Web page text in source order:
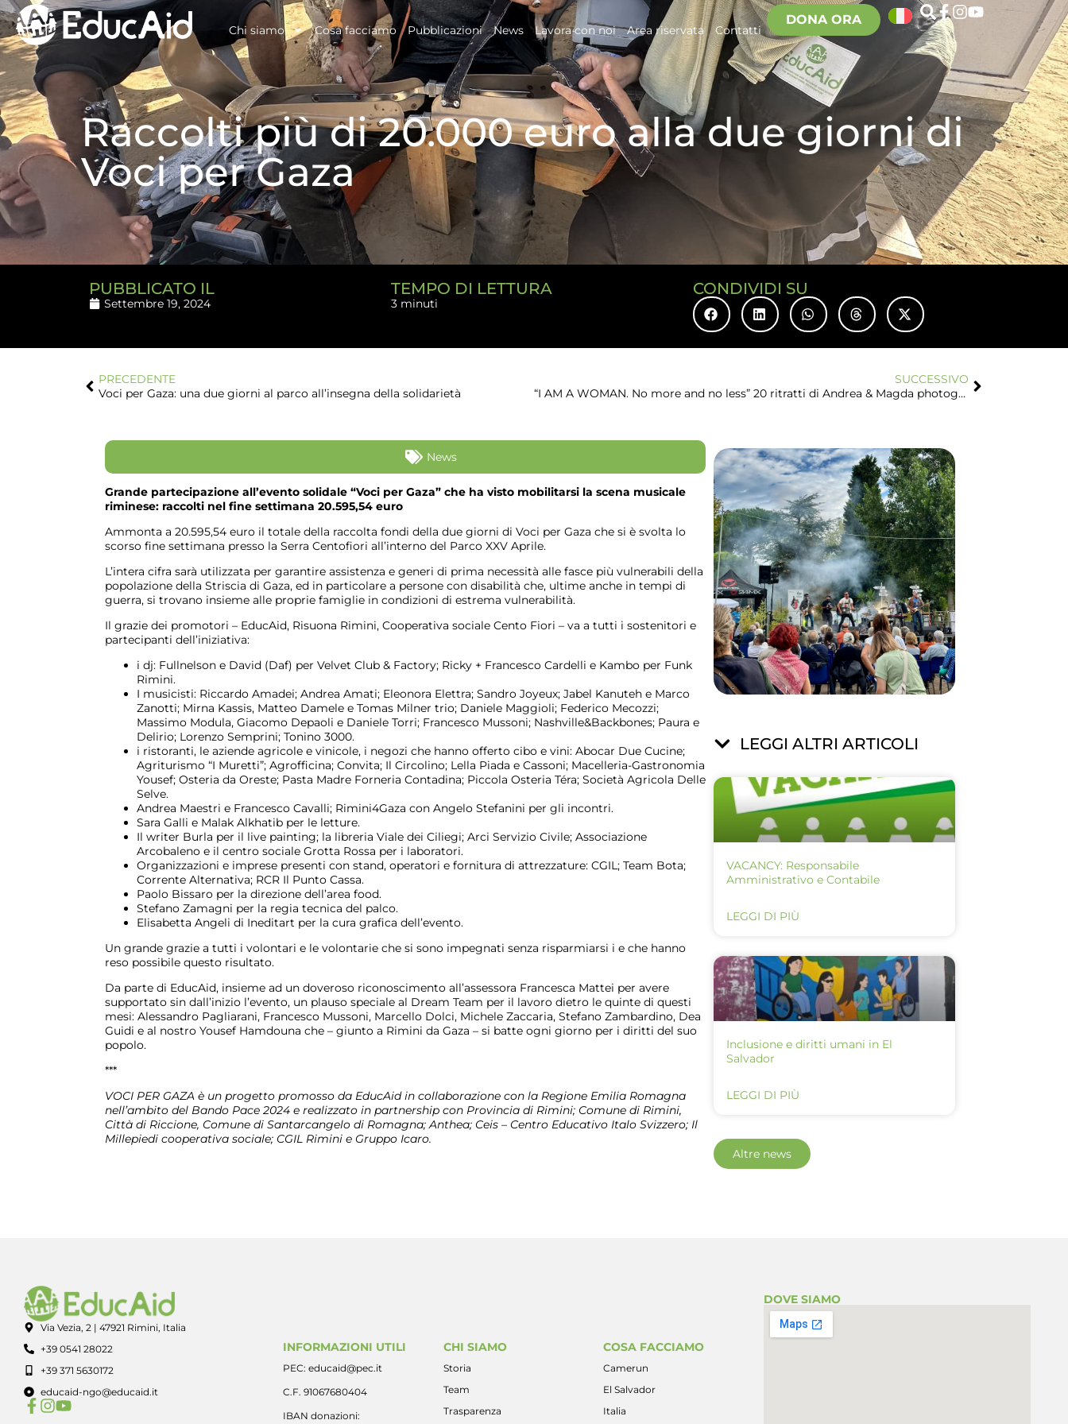
Chi siamo Cosa facciamo Pubblicazioni News Lavora con noi Area riservata Contatti
DONA ORA
Raccolti più di 20.000 euro alla due giorni di
Voci per Gaza
PUBBLICATO IL
Settembre 19, 2024
TEMPO DI LETTURA
3 minuti
CONDIVIDI SU
PRECEDENTE
Voci per Gaza: una due giorni al parco all’insegna della solidarietà
SUCCESSIVO
“I AM A WOMAN. No more and no less” 20 ritratti di Andrea & Magda photographers
News
Grande partecipazione all’evento solidale “Voci per Gaza” che ha visto mobilitarsi la scena musicale
riminese: raccolti nel fine settimana 20.595,54 euro
Ammonta a 20.595,54 euro il totale della raccolta fondi della due giorni di Voci per Gaza che si è svolta lo
scorso fine settimana presso la Serra Centofiori all’interno del Parco XXV Aprile.
L’intera cifra sarà utilizzata per garantire assistenza e generi di prima necessità alle fasce più vulnerabili della
popolazione della Striscia di Gaza, ed in particolare a persone con disabilità che, ultime anche in tempi di
guerra, si trovano insieme alle proprie famiglie in condizioni di estrema vulnerabilità.
Il grazie dei promotori – EducAid, Risuona Rimini, Cooperativa sociale Cento Fiori – va a tutti i sostenitori e
partecipanti dell’iniziativa:
i dj: Fullnelson e David (Daf) per Velvet Club & Factory; Ricky + Francesco Cardelli e Kambo per Funk
Rimini.
I musicisti: Riccardo Amadei; Andrea Amati; Eleonora Elettra; Sandro Joyeux; Jabel Kanuteh e Marco
Zanotti; Mirna Kassis, Matteo Damele e Tomas Milner trio; Daniele Maggioli; Federico Mecozzi;
Massimo Modula, Giacomo Depaoli e Daniele Torri; Francesco Mussoni; Nashville&Backbones; Paura e
Delirio; Lorenzo Semprini; Tonino 3000.
i ristoranti, le aziende agricole e vinicole, i negozi che hanno offerto cibo e vini: Abocar Due Cucine;
Agriturismo “I Muretti”; Agrofficina; Convita; Il Circolino; Lella Piada e Cassoni; Macelleria-Gastronomia
Yousef; Osteria da Oreste; Pasta Madre Forneria Contadina; Piccola Osteria Téra; Società Agricola Delle
Selve.
Andrea Maestri e Francesco Cavalli; Rimini4Gaza con Angelo Stefanini per gli incontri.
Sara Galli e Malak Alkhatib per le letture.
Il writer Burla per il live painting; la libreria Viale dei Ciliegi; Arci Servizio Civile; Associazione
Arcobaleno e il centro sociale Grotta Rossa per i laboratori.
Organizzazioni e imprese presenti con stand, operatori e fornitura di attrezzature: CGIL; Team Bota;
Corrente Alternativa; RCR Il Punto Cassa.
Paolo Bissaro per la direzione dell’area food.
Stefano Zamagni per la regia tecnica del palco.
Elisabetta Angeli di Ineditart per la cura grafica dell’evento.
Un grande grazie a tutti i volontari e le volontarie che si sono impegnati senza risparmiarsi i e che hanno
reso possibile questo risultato.
Da parte di EducAid, insieme ad un doveroso riconoscimento all’assessora Francesca Mattei per avere
supportato sin dall’inizio l’evento, un plauso speciale al Dream Team per il lavoro dietro le quinte di questi
mesi: Alessandro Pagliarani, Francesco Mussoni, Marcello Dolci, Michele Zaccaria, Stefano Zambardino, Dea
Guidi e al nostro Yousef Hamdouna che – giunto a Rimini da Gaza – si batte ogni giorno per i diritti del suo
popolo.
***
VOCI PER GAZA è un progetto promosso da EducAid in collaborazione con la Regione Emilia Romagna
nell’ambito del Bando Pace 2024 e realizzato in partnership con Provincia di Rimini; Comune di Rimini,
Città di Riccione, Comune di Santarcangelo di Romagna; Anthea; Ceis – Centro Educativo Italo Svizzero; Il
Millepiedi cooperativa sociale; CGIL Rimini e Gruppo Icaro.
LEGGI ALTRI ARTICOLI
VACANCY: Responsabile
Amministrativo e Contabile
LEGGI DI PIÙ
Inclusione e diritti umani in El
Salvador
LEGGI DI PIÙ
Altre news
Via Vezia, 2 | 47921 Rimini, Italia
+39 0541 28022
+39 371 5630172
educaid-ngo@educaid.it
INFORMAZIONI UTILI
PEC: educaid@pec.it
C.F. 91067680404
IBAN donazioni:
CHI SIAMO
Storia
Team
Trasparenza
COSA FACCIAMO
Camerun
El Salvador
Italia
DOVE SIAMO